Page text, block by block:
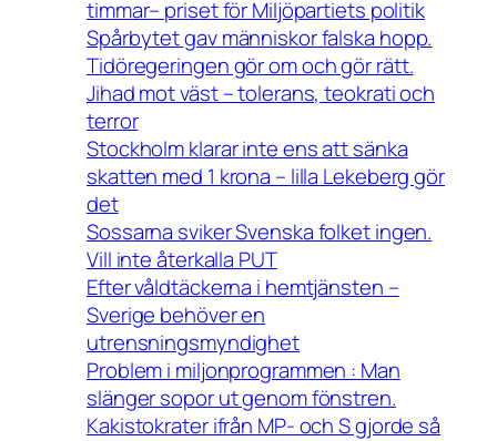
timmar– priset för Miljöpartiets politik
Spårbytet gav människor falska hopp.
Tidöregeringen gör om och gör rätt.
Jihad mot väst – tolerans, teokrati och
terror
Stockholm klarar inte ens att sänka
skatten med 1 krona – lilla Lekeberg gör
det
Sossarna sviker Svenska folket ingen.
Vill inte återkalla PUT
Efter våldtäckerna i hemtjänsten –
Sverige behöver en
utrensningsmyndighet
Problem i miljonprogrammen : Man
slänger sopor ut genom fönstren.
Kakistokrater ifrån MP- och S gjorde så